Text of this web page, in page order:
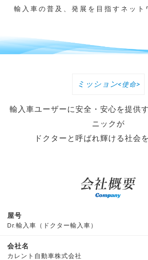
輸入車の普及、発展を目指すネット
ミッション<使命>
輸入車ユーザーに安全・安心を提供
ニックが
ドクターと呼ばれ輝ける社会
屋号
Dr.輸入車（ドクター輸入車）
会社名
カレント自動車株式会社